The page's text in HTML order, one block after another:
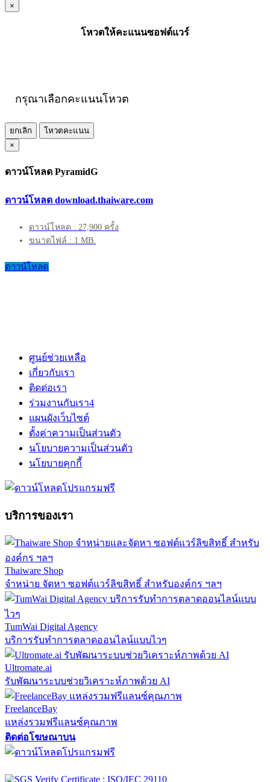
×
โหวตให้คะแนนซอฟต์แวร์
กรุณาเลือกคะแนนโหวต
ยกเลิก
โหวตคะแนน
×
ดาวน์โหลด PyramidG
ดาวน์โหลด download.thaiware.com
ดาวน์โหลด : 27,900 ครั้ง
ขนาดไฟล์ : 1 MB.
ดาวน์โหลด
ศูนย์ช่วยเหลือ
เกี่ยวกับเรา
ติดต่อเรา
ร่วมงานกับเรา4
แผนผังเว็บไซต์
ตั้งค่าความเป็นส่วนตัว
นโยบายความเป็นส่วนตัว
นโยบายคุกกี้
บริการของเรา
Thaiware Shop
จำหน่าย จัดหา ซอฟต์แวร์ลิขสิทธิ์ สำหรับองค์กร ฯลฯ
TumWai Digital Agency
บริการรับทำการตลาดออนไลน์แบบไวๆ
Ultromate.ai
รับพัฒนาระบบช่วยวิเคราะห์ภาพด้วย AI
FreelanceBay
แหล่งรวมฟรีแลนซ์คุณภาพ
ติดต่อโฆษณาบน